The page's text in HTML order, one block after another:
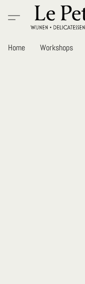
Home Workshops